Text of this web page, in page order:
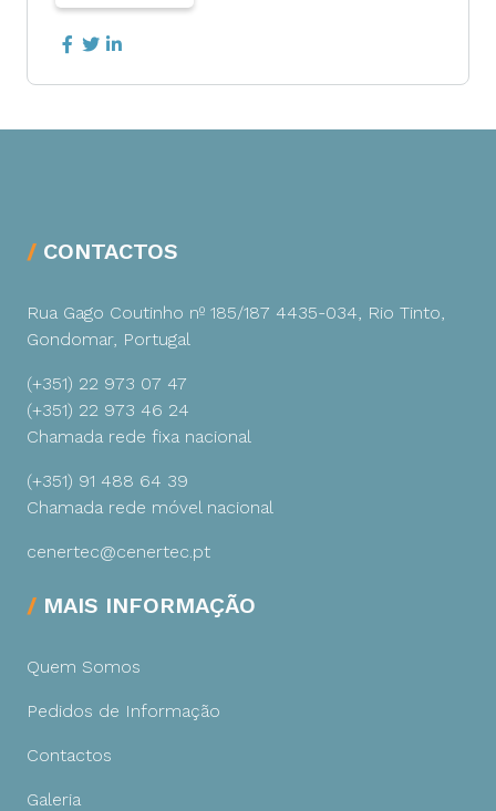
CONTACTOS
Rua Gago Coutinho nº 185/187 4435-034, Rio Tinto,
Gondomar, Portugal
(+351) 22 973 07 47
(+351) 22 973 46 24
Chamada rede fixa nacional
(+351) 91 488 64 39
Chamada rede móvel nacional
cenertec@cenertec.pt
MAIS INFORMAÇÃO
Quem Somos
Pedidos de Informação
Contactos
Galeria